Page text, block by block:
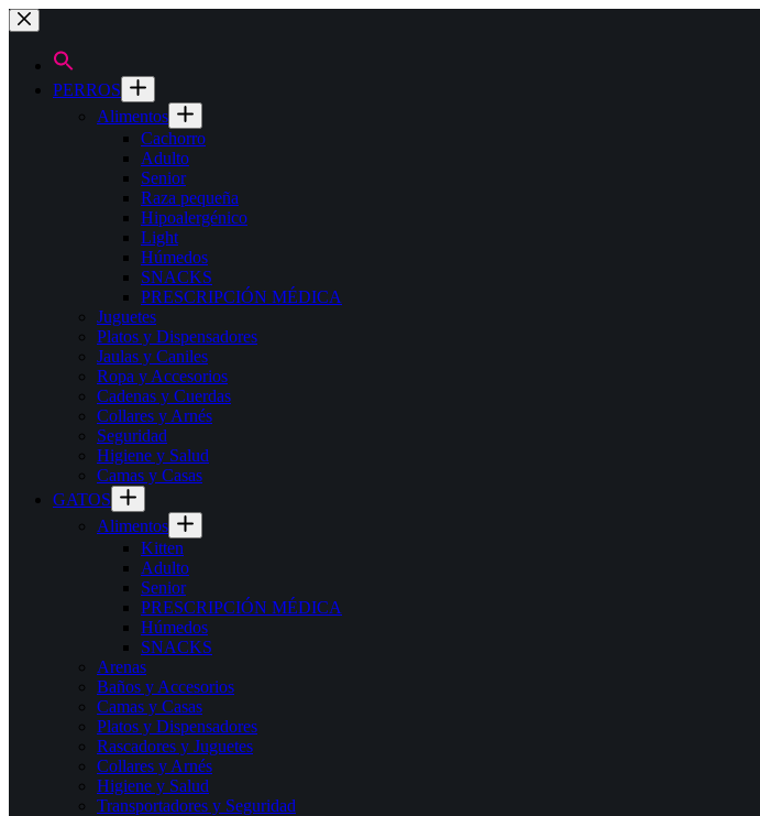
Saltar
al
contenido
PERROS
Alimentos
Cachorro
Adulto
Senior
Raza pequeña
Hipoalergénico
Light
Húmedos
SNACKS
PRESCRIPCIÓN MÉDICA
Juguetes
Platos y Dispensadores
Jaulas y Caniles
Ropa y Accesorios
Cadenas y Cuerdas
Collares y Arnés
Seguridad
Higiene y Salud
Camas y Casas
GATOS
Alimentos
Kitten
Adulto
Senior
PRESCRIPCIÓN MÉDICA
Húmedos
SNACKS
Arenas
Baños y Accesorios
Camas y Casas
Platos y Dispensadores
Rascadores y Juguetes
Collares y Arnés
Higiene y Salud
Transportadores y Seguridad